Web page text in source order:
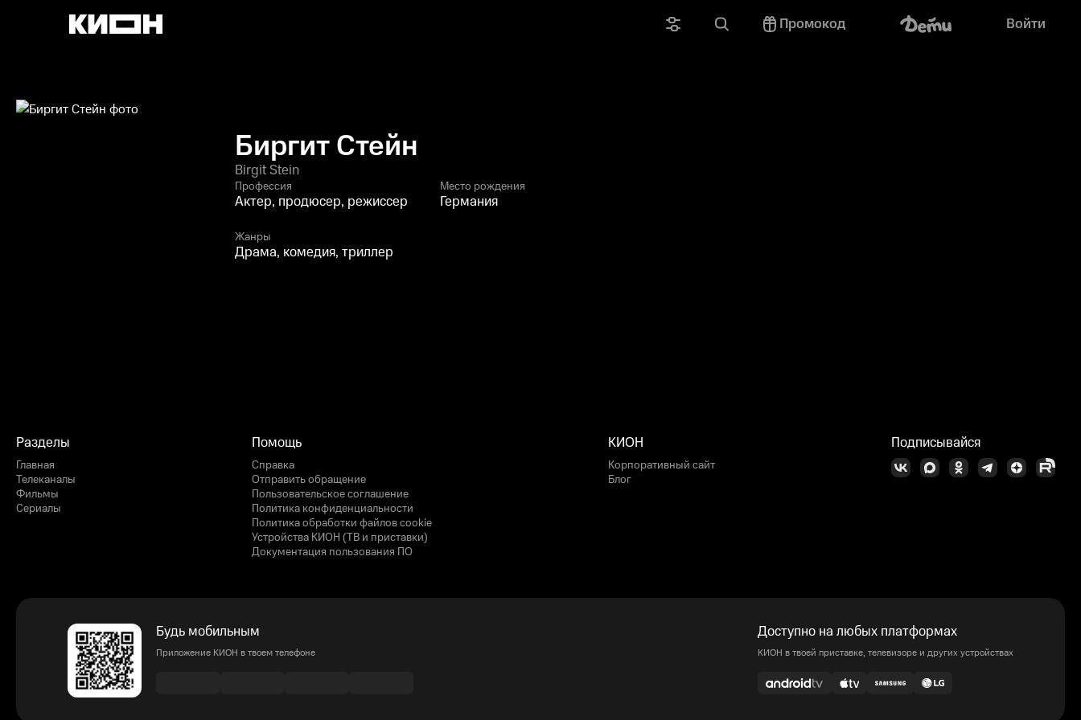
Промокод Войти
Биргит Стейн
Birgit Stein
Профессия
Актер, продюсер, режиссер
Место рождения
Германия
Жанры
Драма, комедия, триллер
Разделы
Главная
Телеканалы
Фильмы
Сериалы
Помощь
Справка
Отправить обращение
Пользовательское соглашение
Политика конфиденциальности
Политика обработки файлов cookie
Устройства КИОН (ТВ и приставки)
Документация пользования ПО
КИОН
Корпоративный сайт
Блог
Подписывайся
Будь мобильным
Приложение КИОН в твоем телефоне
Доступно на любых платформах
КИОН в твоей приставке, телевизоре и других устройствах